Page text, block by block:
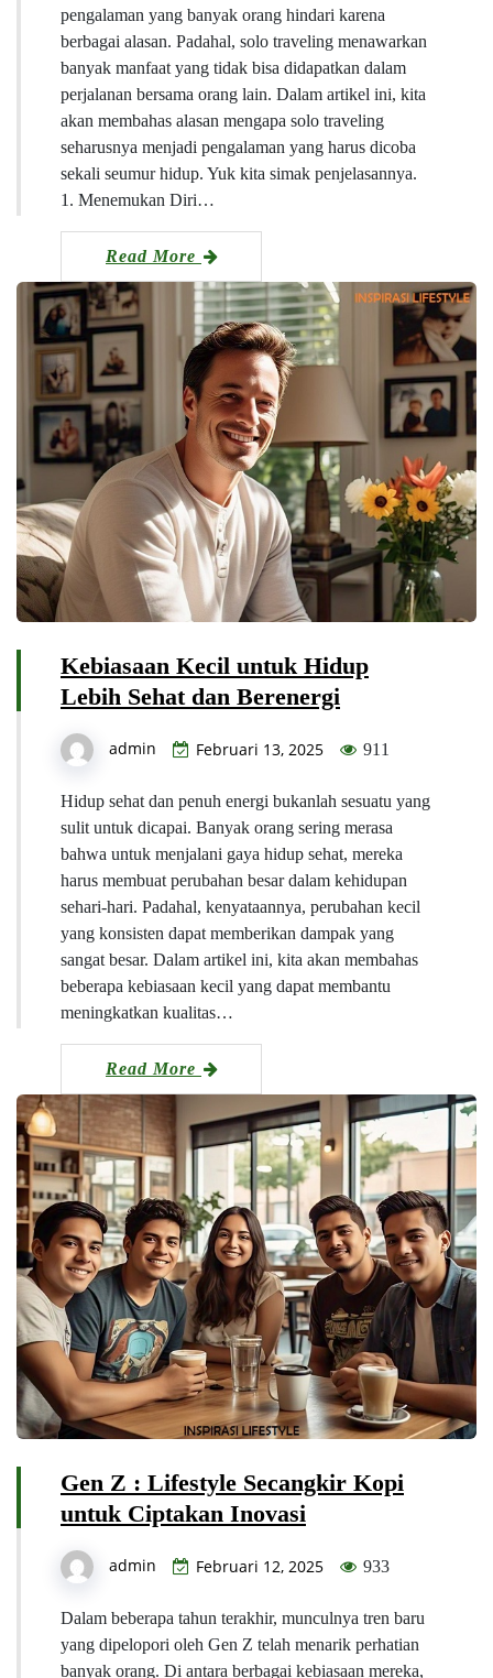
pengalaman yang banyak orang hindari karena
berbagai alasan. Padahal, solo traveling menawarkan
banyak manfaat yang tidak bisa didapatkan dalam
perjalanan bersama orang lain. Dalam artikel ini, kita
akan membahas alasan mengapa solo traveling
seharusnya menjadi pengalaman yang harus dicoba
sekali seumur hidup. Yuk kita simak penjelasannya.
1. Menemukan Diri…
Read More
Kebiasaan Kecil untuk Hidup
Lebih Sehat dan Berenergi
admin Februari 13, 2025 911
Hidup sehat dan penuh energi bukanlah sesuatu yang
sulit untuk dicapai. Banyak orang sering merasa
bahwa untuk menjalani gaya hidup sehat, mereka
harus membuat perubahan besar dalam kehidupan
sehari-hari. Padahal, kenyataannya, perubahan kecil
yang konsisten dapat memberikan dampak yang
sangat besar. Dalam artikel ini, kita akan membahas
beberapa kebiasaan kecil yang dapat membantu
meningkatkan kualitas…
Read More
Gen Z : Lifestyle Secangkir Kopi
untuk Ciptakan Inovasi
admin Februari 12, 2025 933
Dalam beberapa tahun terakhir, munculnya tren baru
yang dipelopori oleh Gen Z telah menarik perhatian
banyak orang. Di antara berbagai kebiasaan mereka,